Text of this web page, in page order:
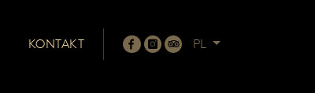
KONTAKT PL